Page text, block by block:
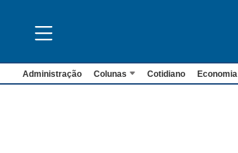
Administração Colunas Cotidiano Economia